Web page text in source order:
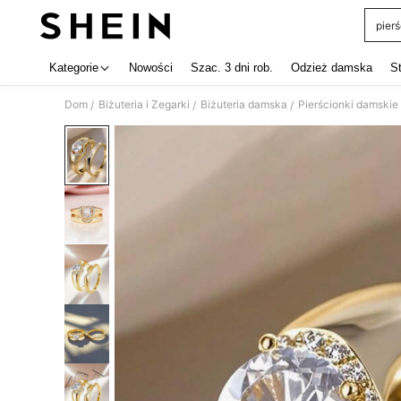
Kategorie Nowości Szac. 3 dni rob. Odzież damska
Dom / Biżuteria i Zegarki / Biżuteria damska / Pierścionki damskie